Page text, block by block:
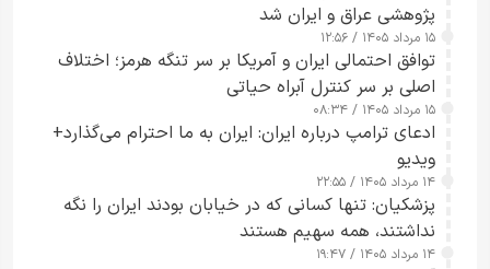
پژوهشی عراق و ایران شد
۱۵ مرداد ۱۴۰۵ / ۱۲:۵۶
توافق احتمالی ایران و آمریکا بر سر تنگه هرمز؛ اختلاف
اصلی بر سر کنترل آبراه حیاتی
۱۵ مرداد ۱۴۰۵ / ۰۸:۳۴
ادعای ترامپ درباره ایران: ایران به ما احترام می‌گذارد+
ویدیو
۱۴ مرداد ۱۴۰۵ / ۲۲:۵۵
پزشکیان: تنها کسانی که در خیابان بودند ایران را نگه
نداشتند، همه سهیم هستند
۱۴ مرداد ۱۴۰۵ / ۱۹:۴۷